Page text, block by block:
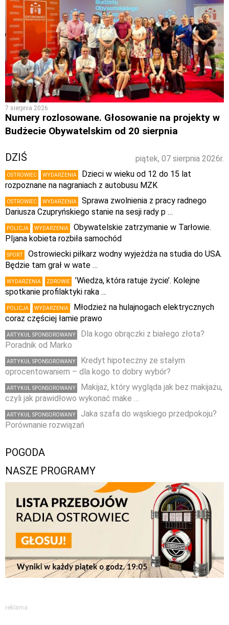
7 sierpnia 2026
Numery rozlosowane. Głosowanie na projekty w
Budżecie Obywatelskim od 20 sierpnia
piątek, 07 sierpnia 2026r.
DZIŚ
OSTROWIEC WYDARZENIA
Dzieci w wieku od 12 do 15 lat
rozpoznane na nagraniach z autobusu MZK
OSTROWIEC WYDARZENIA
Sprawa zwolnienia z pracy radnego
Dariusza Czupryńskiego stanie na sesji rady p …
POLICJA WYDARZENIA
Obywatelskie zatrzymanie w Tarłowie.
PIjana kobieta rozbiła samochód
SPORT
Ostrowiecki piłkarz wodny wyjeżdża na studia do USA.
Będzie tam grał w wate …
WYDARZENIA ZDROWIE
’Wiedza, która ratuje życie’. Kolejne
spotkanie profilaktyki raka …
POLICJA WYDARZENIA
Młodzież na hulajnogach elektrycznych
coraz częściej łamie prawo
ARTYKUŁ SPONSOROWANY
Dla kogo obrączki z białego złota?
Poradnik od Marko
ARTYKUŁ SPONSOROWANY
Kredyt hipoteczny ze stałym
oprocentowaniem – dla kogo to dobry wybór?
ARTYKUŁ SPONSOROWANY
Makijaż, który wygląda jak bez makijażu,
czyli jak prawidłowo wykonać make …
ARTYKUŁ SPONSOROWANY
Jaka szafa do wąskiego przedpokoju?
Porównanie rozwiązań
POGODA
NASZE PROGRAMY
reklama